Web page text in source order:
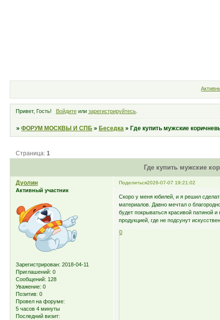
Привет, Гость! Войдитеили зарегистрируйтесь.
»ФОРУМ МОСКВЫ И СПБ »Беседка »Где купить мужские
Где купить мужские
Страница:1
Поделиться2026-07-07 19:21:02
Дуолин
Активный участник
Зарегистрирован: 2018-04-11
Приглашений: 0
Сообщений: 128
Уважение: 0
Позитив: 0
Провел на форуме:
5 часов 4 минуты
Последний визит:
Скоро у меня юбилей, и я решил
материалов. Давно мечтал о
будет покрываться красивой патиной
продукцией, где не подсунут
0